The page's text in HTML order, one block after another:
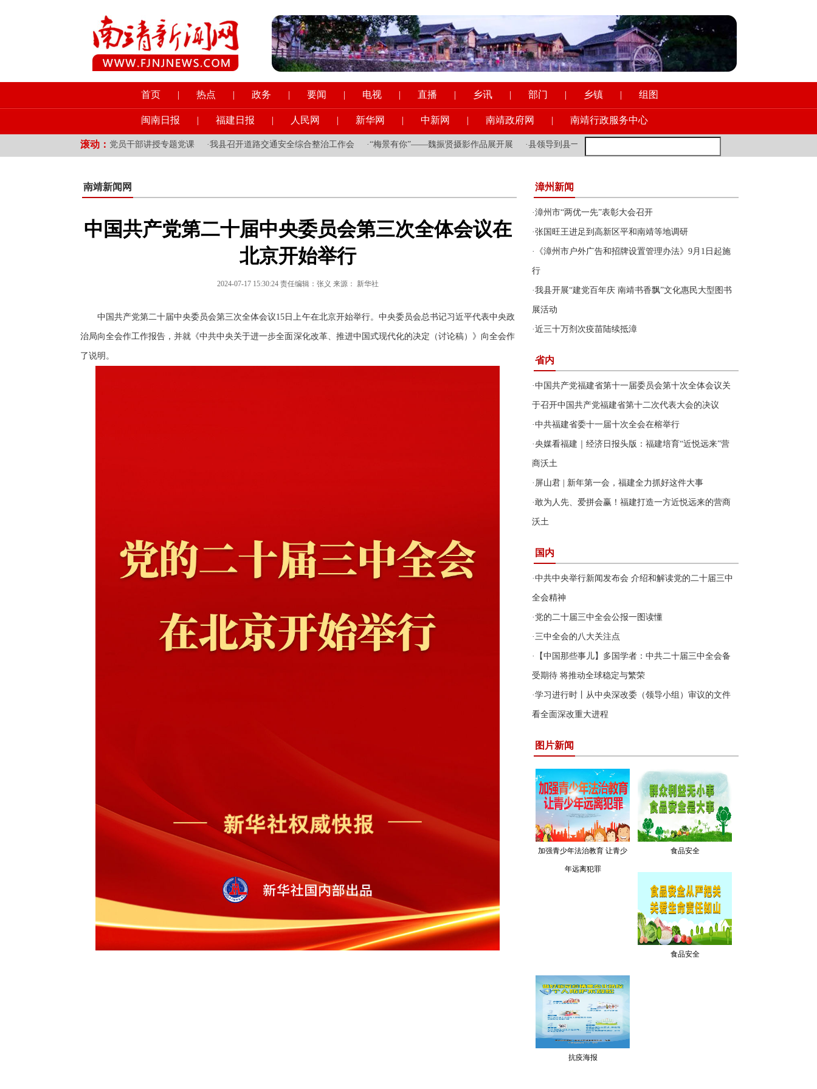
首页 | 热点 | 政务 | 要闻 | 电视 | 直播 | 乡讯 | 部门 | 乡镇 | 组图
闽南日报 | 福建日报 | 人民网 | 新华网 | 中新网 | 南靖政府网 | 南靖行政服务中心
滚动：
为分管领域和挂钩乡镇党员干部讲授专题党课 ·我县召开道路交通安全综合整治工作会 ·“梅景有你”——魏振贤摄影作品展开展 ·县领导到县一职校调研意识形态工作
南靖新闻网
中国共产党第二十届中央委员会第三次全体会议在
北京开始举行
2024-07-17 15:30:24 责任编辑：张义 来源： 新华社
中国共产党第二十届中央委员会第三次全体会议15日上午在北京开始举行。中央委员会总书记习近平代表中央政
治局向全会作工作报告，并就《中共中央关于进一步全面深化改革、推进中国式现代化的决定（讨论稿）》向全会作
了说明。
漳州新闻
·漳州市“两优一先”表彰大会召开
·张国旺王进足到高新区平和南靖等地调研
· 《漳州市户外广告和招牌设置管理办法》9月1日起施
行
·我县开展“建党百年庆 南靖书香飘”文化惠民大型图书
展活动
·近三十万剂次疫苗陆续抵漳
省内
·中国共产党福建省第十一届委员会第十次全体会议关
于召开中国共产党福建省第十二次代表大会的决议
·中共福建省委十一届十次全会在榕举行
·央媒看福建｜经济日报头版：福建培育“近悦远来”营
商沃土
· 屏山君 | 新年第一会，福建全力抓好这件大事
·敢为人先、爱拼会赢！福建打造一方近悦远来的营商
沃土
国内
·中共中央举行新闻发布会 介绍和解读党的二十届三中
全会精神
· 党的二十届三中全会公报一图读懂
·三中全会的八大关注点
· 【中国那些事儿】多国学者：中共二十届三中全会备
受期待 将推动全球稳定与繁荣
·学习进行时丨从中央深改委（领导小组）审议的文件
看全面深改重大进程
图片新闻
加强青少年法治教育 让青少
年远离犯罪
食品安全
食品安全
抗疫海报